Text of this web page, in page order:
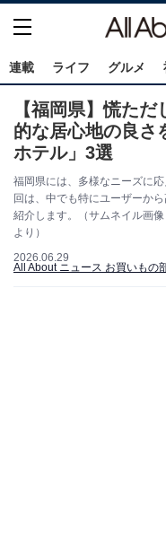
連載 ライフ グルメ
【福岡県】慌た
的な居心地の良さ
ホテル」3選
福岡県には、多様なニーズに
回は、中でも特にユーザーか
紹介します。（サムネイル画
より）
2026.06.29
All About ニュース お買いもの